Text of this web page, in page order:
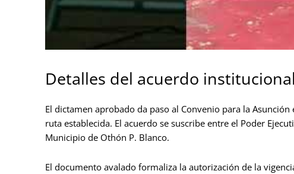
Detalles del acuerdo
El dictamen aprobado da paso al Convenio para la
ruta establecida. El acuerdo se suscribe entre el Poder
Municipio de Othón P. Blanco.
El documento avalado formaliza la autorización de la